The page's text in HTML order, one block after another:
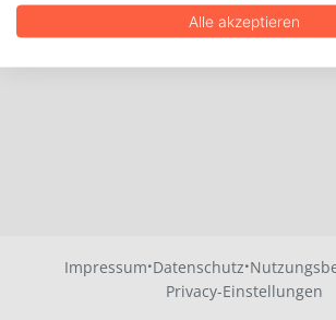
Impressum·Datenschutz·
Privacy-Einstellungen
Alle akzeptieren